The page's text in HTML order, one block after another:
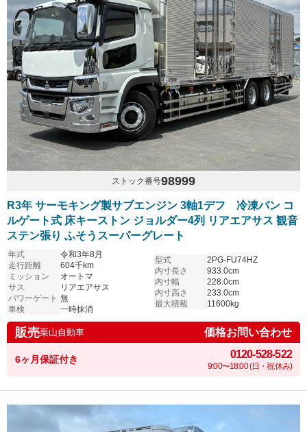
ストック番号98999
R3年 サーモキング製サブエンジン 3軸1デフ 冷凍バン コ
ルゲート式 床キーストン ジョルダー4列 リアエアサス 観音
ステン張り ふそうスーパーグレート
年式
令和3年8月
走行距離
604千km
ミッション
オートマ
サス
リアエアサス
パワーゲート 無
車検
一時抹消
型式
2PG-FU74HZ
内寸長さ
933.0cm
内寸幅
228.0cm
内寸高さ
233.0cm
最大積載
11600kg
販売栗山自動車 価格お問い合わせ
6ヶ月保証付き 0120-528-522
9:00〜18:00 (日・祝休み)